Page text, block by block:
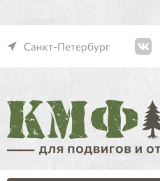
Санкт-Петербург